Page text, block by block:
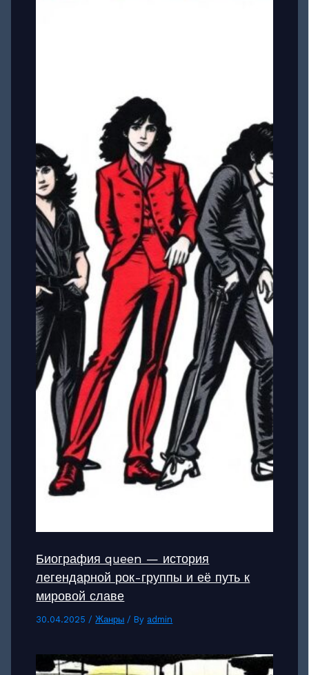
Биография queen — история
легендарной рок-группы и её путь к
мировой славе
30.04.2025/Жанры / By admin